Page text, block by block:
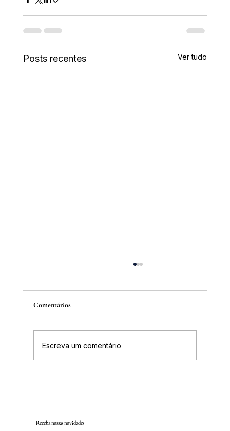
Posts recentes Ver tudo
Comentários
Escreva um comentário
Receba nossas novidades